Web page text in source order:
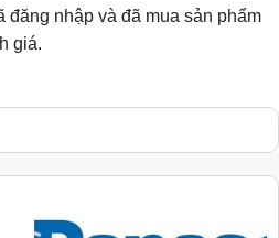
đăng nhập và đã mua sản phẩm
giá.